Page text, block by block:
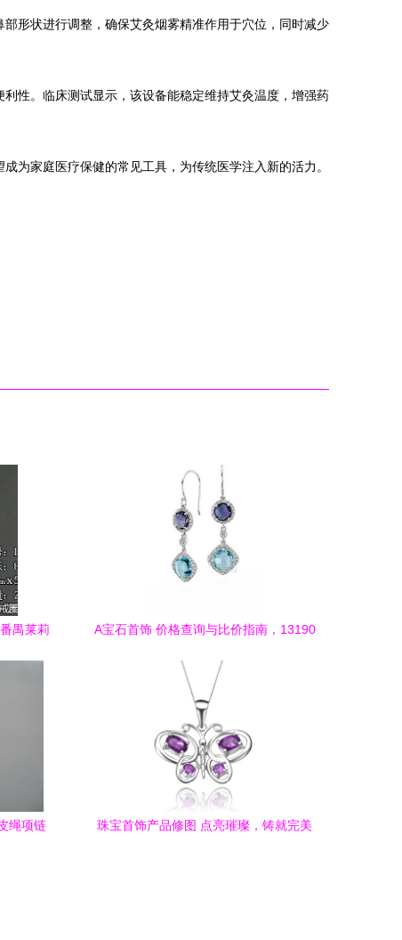
形状进行调整，确保艾灸烟雾精准作用于穴位，同时减少
性。临床测试显示，该设备能稳定维持艾灸温度，增强药
为家庭医疗保健的常见工具，为传统医学注入新的活力。
禺莱莉
A宝石首饰 价格查询与比价指南，13190
绳项链
珠宝首饰产品修图 点亮璀璨，铸就完美